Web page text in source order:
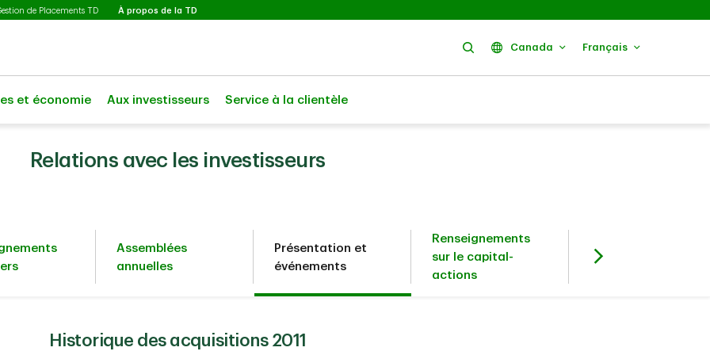
de Placements TD À propos de la TD
Rechercher
Canada Français
et économie Aux investisseurs Service à la clientèle
Relations avec les investisseurs
Assemblées
annuelles
Présentation et
événements
Renseignements
sur le capital-
actions
Investisseurs en
titres à revenu fixe
Historique des acquisitions 2011